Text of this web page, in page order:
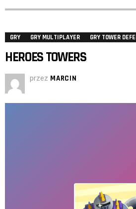
GRY GRY MULTIPLAYER GRY TOWER
HEROES TOWERS
przez MARCIN